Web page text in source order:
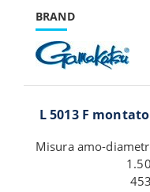
BRAND
L 5013 F
Misura amo-